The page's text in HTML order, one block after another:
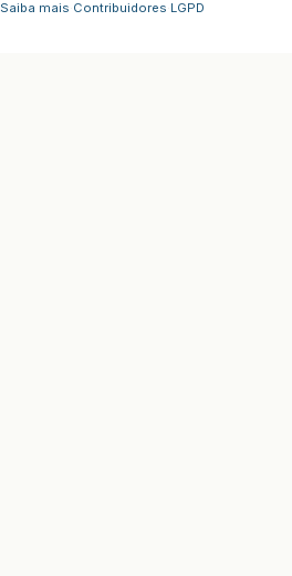
Saiba mais Contribuidores LGPD